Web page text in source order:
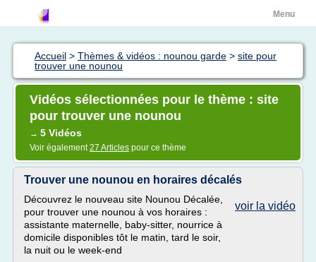
Menu
Accueil > Thèmes & vidéos : nounou garde > site pour
trouver une nounou
Vidéos sélectionnées pour le thème : site
pour trouver une nounou
→ 5 Vidéos
Voir également27 Articles pour ce thème
Trouver une nounou en horaires décalés
voir la vidéo
Découvrez le nouveau site Nounou Décalée,
pour trouver une nounou à vos horaires :
assistante maternelle, baby-sitter, nourrice à
domicile disponibles tôt le matin, tard le soir,
la nuit ou le week-end